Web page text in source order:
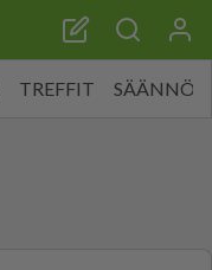
TREFFIT SÄÄNNÖT